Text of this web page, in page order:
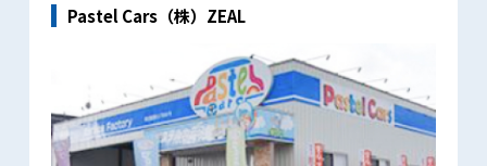
Pastel Cars（株）ZEAL